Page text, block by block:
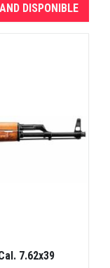
DISPONIBLE
7.62x39